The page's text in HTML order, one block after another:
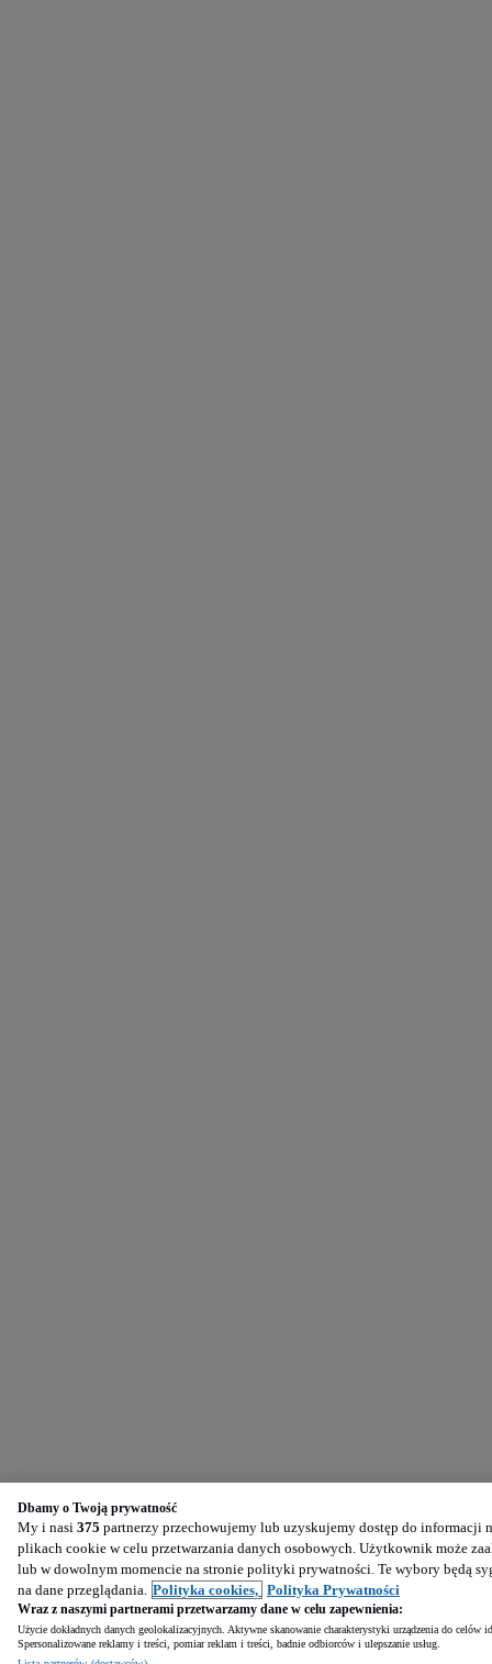
Dbamy o Twoją prywatność
My i nasi 375 partnerzy przechowujemy lub uzyskujemy dostęp do
plikach cookie w celu przetwarzania danych osobowych. Użytkownik może
lub w dowolnym momencie na stronie polityki prywatności. Te wybory będą
na dane przeglądania. Polityka cookies, Polityka Prywatności
Wraz z naszymi partnerami przetwarzamy dane w celu zapewnienia:
Użycie dokładnych danych geolokalizacyjnych. Aktywne skanowanie charakterystyki urządzenia do
Spersonalizowane reklamy i treści, pomiar reklam i treści, badnie odbiorców i ulepszanie usług.